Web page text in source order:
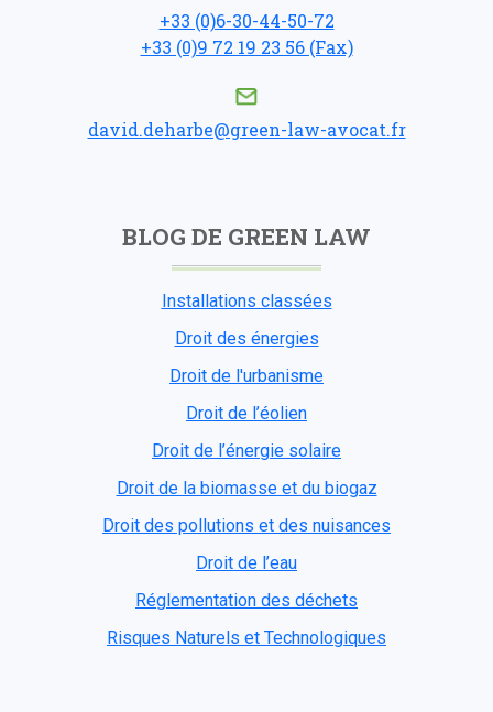
+33 (0)6-30-44-50-72
+33 (0)9 72 19 23 56 (Fax)
david.deharbe@green-law-avocat.fr
BLOG DE GREEN LAW
Installations classées
Droit des énergies
Droit de l'urbanisme
Droit de l’éolien
Droit de l’énergie solaire
Droit de la biomasse et du biogaz
Droit des pollutions et des nuisances
Droit de l’eau
Réglementation des déchets
Risques Naturels et Technologiques